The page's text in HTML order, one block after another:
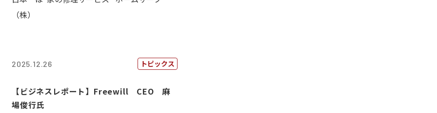
（株）
2025.12.26 トピックス
【ビジネスレポート】Freewill CEO 麻
場俊行氏